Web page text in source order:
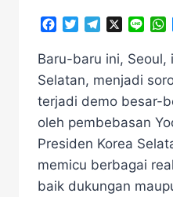
Facebook
TwitterTelegramLine
Baru-baru ini, Seoul,
Selatan, menjadi
terjadi demo besar-
oleh pembebasan
Presiden Korea
memicu berbagai
baik dukungan